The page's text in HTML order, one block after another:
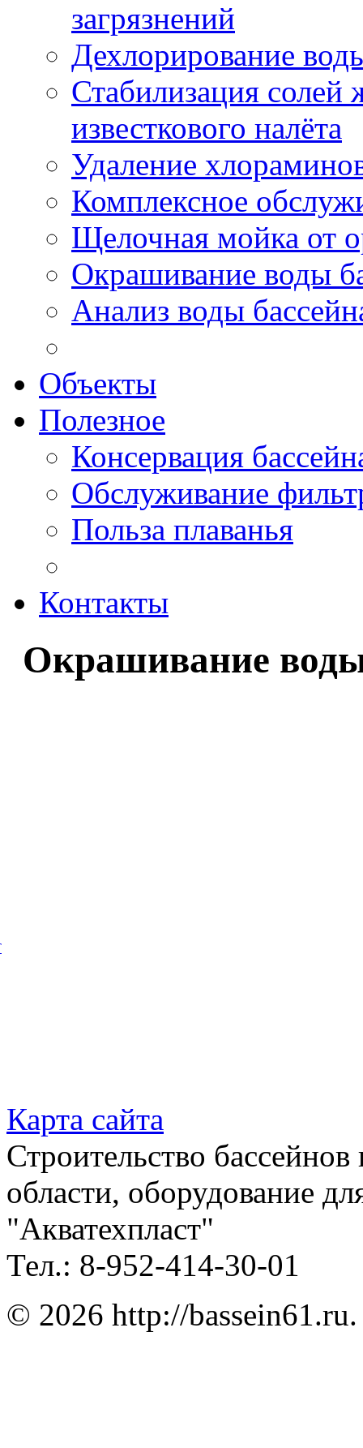
загрязнений
Дехлорирование
Стабилизация солей
известкового налёта
Удаление
Комплексное
Щелочная мойка от
Окрашивание воды
Анализ воды
Объекты
Полезное
Консервация
Обслуживание
Польза плаванья
Контакты
Окрашивание
Карта сайта
Строительство
области, оборудование
"Акватехпласт"
Тел.: 8-952-414-30-01
© 2026 http://